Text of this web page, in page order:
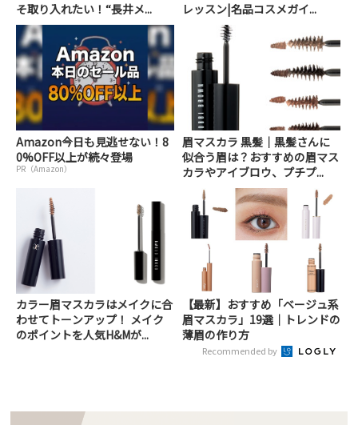
そ取り入れたい！“長井メ...
レッスン|名品コスメガイ...
Amazon今日も見逃せない！8
0%OFF以上が続々登場
PR（Amazon）
眉マスカラ 黒髪｜黒髪さんに
似合う眉は？おすすめの眉マス
カラやアイブロウ、プチプ...
カラー眉マスカラはメイクに合
わせてトーンアップ！ メイク
のポイントを人気H&Mが...
【最新】おすすめ「ベージュ系
眉マスカラ」19選｜トレンドの
薄眉の作り方
Recommended by